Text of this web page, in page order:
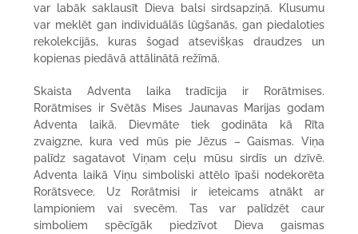
var labāk saklausīt Dieva balsi sirdsapziņā. Klusumu
var meklēt gan individuālās lūgšanās, gan piedaloties
rekolekcijās, kuras šogad atsevišķas draudzes un
kopienas piedāvā attālinātā režīmā.
Skaista Adventa laika tradīcija ir Rorātmises.
Rorātmises ir Svētās Mises Jaunavas Marijas godam
Adventa laikā. Dievmāte tiek godināta kā Rīta
zvaigzne, kura ved mūs pie Jēzus – Gaismas. Viņa
palīdz sagatavot Viņam ceļu mūsu sirdīs un dzīvē.
Adventa laikā Viņu simboliski attēlo īpaši nodekorēta
Rorātsvece. Uz Rorātmisi ir ieteicams atnākt ar
lampioniem vai svecēm. Tas var palīdzēt caur
simboliem spēcīgāk piedzīvot Dieva gaismas